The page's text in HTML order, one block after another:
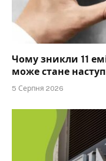
Чому зникли 11
може стане
5 Серпня 2026